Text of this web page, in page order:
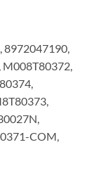
8972047190,
M008T80372,
COM,